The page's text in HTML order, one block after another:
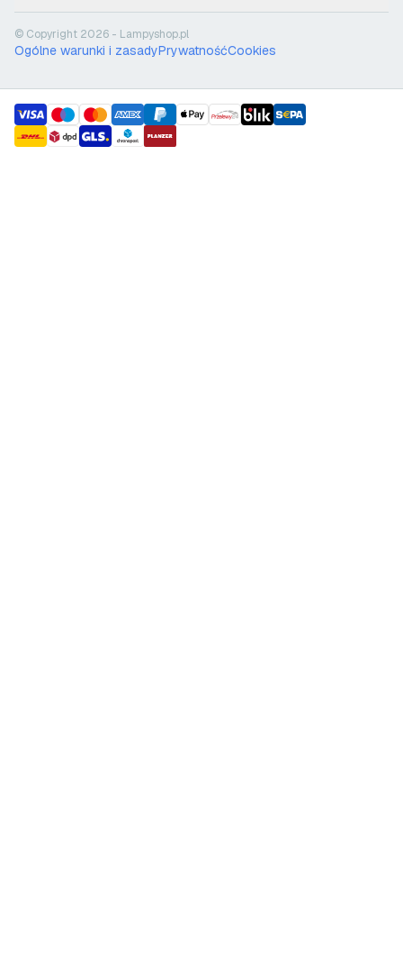
© Copyright 2026 - Lampyshop.pl
Ogólne warunki i zasadyPrywatnośćCookies
payment methods
shipment methods